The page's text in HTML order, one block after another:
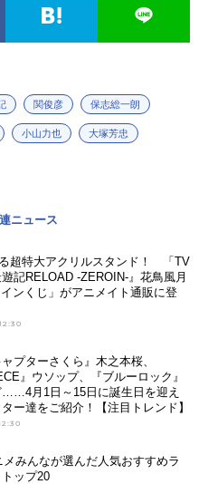
関俊彦 保志総一朗
小山力也 大塚芳忠
ニュース
超特大アクリルスタンド！ 「TV
記RELOAD -ZEROIN-』花鳥風月
ンくじ」がアニメイト通販に登
ャプターさくら』木之本桜、
』ウソップ、『ブルーロック』
……4月1日～15日に誕生日を迎え
ー達をご紹介！【注目トレンド】
メみんなが選んだ人気おすすめラ
ップ20